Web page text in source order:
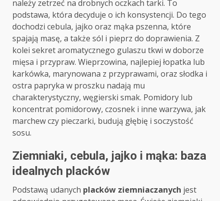
należy zetrzeć na drobnych oczkach tarki. To
podstawa, która decyduje o ich konsystencji. Do tego
dochodzi cebula, jajko oraz mąka pszenna, które
spajają masę, a także sól i pieprz do doprawienia. Z
kolei sekret aromatycznego gulaszu tkwi w doborze
mięsa i przypraw. Wieprzowina, najlepiej łopatka lub
karkówka, marynowana z przyprawami, oraz słodka i
ostra papryka w proszku nadają mu
charakterystyczny, węgierski smak. Pomidory lub
koncentrat pomidorowy, czosnek i inne warzywa, jak
marchew czy pieczarki, budują głębię i soczystość
sosu.
Ziemniaki, cebula, jajko i mąka: baza
idealnych placków
Podstawą udanych placków ziemniaczanych jest